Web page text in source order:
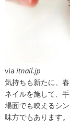
via itnail.jp
気持ちも新たに、
ネイルを施して、
場面でも映えるシ
味方でもあります